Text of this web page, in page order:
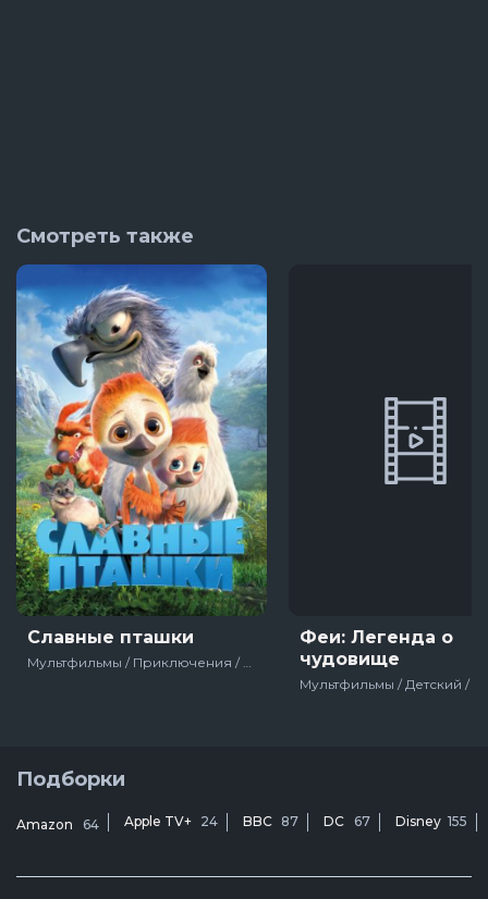
Смотреть также
Славные пташки
Феи: Легенда о
чудовище
Подборки
Amazon 64 Apple TV+ 24 BBC 87 DC 67 Disney 155